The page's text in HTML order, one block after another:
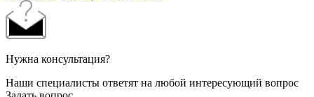
Нужна консультация?
Наши специалисты ответят на любой интересующий вопрос